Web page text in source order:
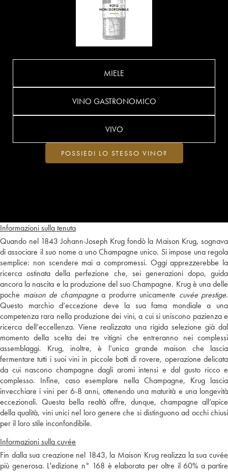
Informazioni sulla tenuta
Quando nel 1843 Johann-Joseph Krug fondò la Maison Krug, sognava
di associare il suo nome a uno Champagne unico. Si impose una regola
semplice: non scendere mai a compromessi. Oggi apprezzerebbe la
ricerca ostinata della perfezione che, sei generazioni dopo, guida
ancora la nascita e la produzione del suo Champagne. Krug è una delle
poche maison de champagnea produrre unicamente cuvée prestige.
Questo marchio d’eccezione deve la sua fama mondiale a una
competenza rara nella produzione dei vini, a cui si uniscono pazienza e
ricerca dell’eccellenza. Viene realizzata una rigida selezione già dal
momento della scelta dei tre vitigni che entreranno nei complessi
assemblaggi. Krug, inoltre, è l’unica grande maison che lascia
fermentare tutti i suoi vini in piccole botti di rovere, operazione delicata
da cui nascono champagne dagli aromi intensi e dal gusto ricco e
complesso. Infine, caso esemplare nella Champagne, Krug lascia
invecchiare i vini per 6-8 anni, ottenendo una maturità e una longevità
eccezionali. Questa bella realtà offre, dunque, champagne all’apice
della qualità, vini unici nel loro genere che si distinguono ad occhi chiusi
per il loro stile inconfondibile.
Informazioni sulla cuvée
Fin dalla sua creazione nel 1843, la Maison Krug realizza la sua cuvée
più generosa. L'edizione n° 168 è elaborata per oltre il 60% a partire
MIELE
VINO GASTRONOMICO
VIVO
POSSIEDI LO STESSO VINO?